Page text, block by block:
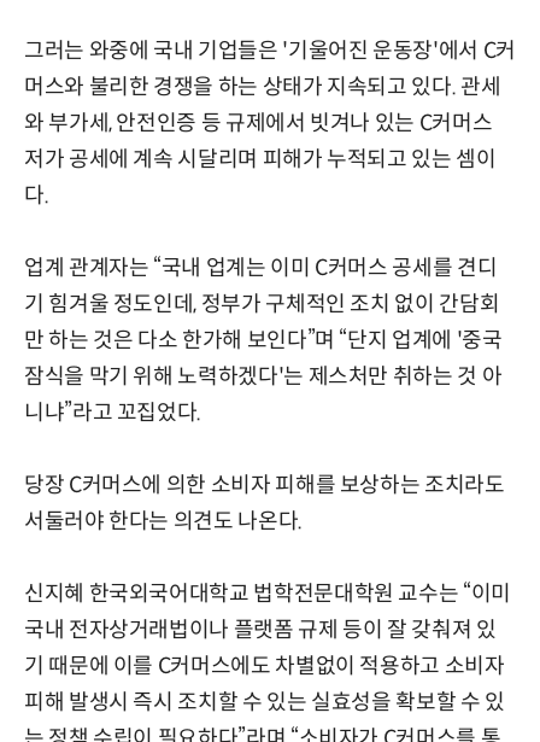
그러는 와중에 국내 기업들은 '기울어진 운동장'에서 C커
머스와 불리한 경쟁을 하는 상태가 지속되고 있다. 관세
와 부가세, 안전인증 등 규제에서 빗겨나 있는 C커머스
저가 공세에 계속 시달리며 피해가 누적되고 있는 셈이
다.
업계 관계자는 “국내 업계는 이미 C커머스 공세를 견디
기 힘겨울 정도인데, 정부가 구체적인 조치 없이 간담회
만 하는 것은 다소 한가해 보인다”며 “단지 업계에 '중국
잠식을 막기 위해 노력하겠다'는 제스처만 취하는 것 아
니냐”라고 꼬집었다.
당장 C커머스에 의한 소비자 피해를 보상하는 조치라도
서둘러야 한다는 의견도 나온다.
신지혜 한국외국어대학교 법학전문대학원 교수는 “이미
국내 전자상거래법이나 플랫폼 규제 등이 잘 갖춰져 있
기 때문에 이를 C커머스에도 차별없이 적용하고 소비자
피해 발생시 즉시 조치할 수 있는 실효성을 확보할 수 있